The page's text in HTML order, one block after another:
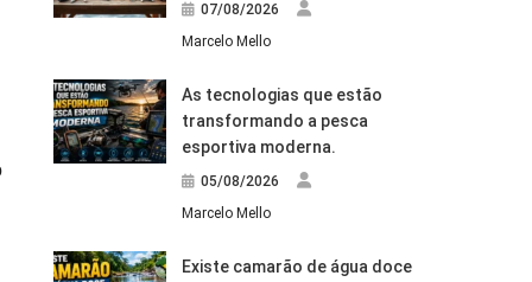
07/08/2026
Marcelo Mello
As tecnologias que estão
transformando a pesca
esportiva moderna.
05/08/2026
Marcelo Mello
Existe camarão de água doce